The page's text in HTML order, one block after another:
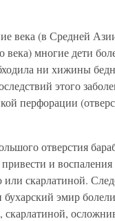
века (в Средней
века) многие дети
ни хижины
этого
перфорации
отверстия
и воспаления
скарлатиной.
бухарский эмир
скарлатиной,